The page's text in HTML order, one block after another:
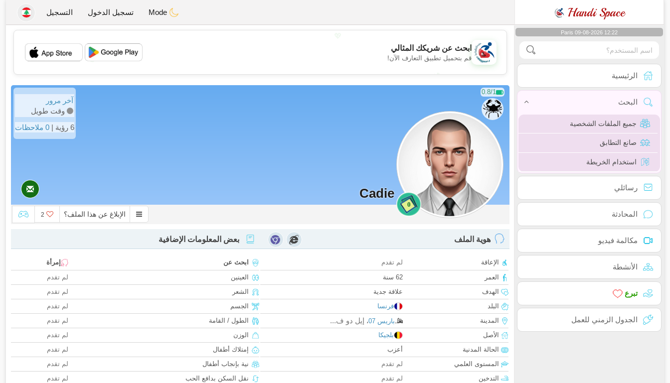
Handi Space تسجيل الدخول التسجيل
Paris 09-08-2026 12:22
الرئيسية
البحث
جميع الملفات الشخصية
صانع التطابق
استخدام الخريطة
رسائلي
المحادثة
مكالمة فيديو
الأنشطة
تبرع
الجدول الزمني للعمل
💖
💕
ابحث عن شريكك المثالي
قم بتحميل تطبيق التعارف الآن!
0.8/1
0
Cadie
آخر مرور
وقت طويل
6 رؤية |
0 ملاحظات
الإبلاغ عن هذا الملف؟ 2
هوية الملف
الإعاقة
لم تقدم
العمر
62 سنة
الهدف
علاقة جدية
البلد
فرنسا
المدينة
باريس 07 ، إيل دو ف...
الأصل
بلجيكا
الحالة المدنية
أعزب
المستوى العلمي
لم تقدم
التدخين
لم تقدم
بعض المعلومات الإضافية
ابحث عن
إمرأة
العينين
لم تقدم
الشعر
لم تقدم
الجسم
لم تقدم
الطول / القامة
لم تقدم
الوزن
لم تقدم
إمتلاك أطفال
لم تقدم
نية بإنجاب أطفال
لم تقدم
نقل السكن بدافع الحب
لم تقدم